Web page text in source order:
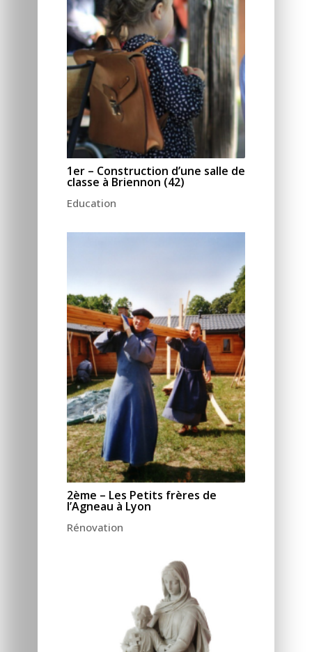
1er – Construction d’une salle de
classe à Briennon (42)
Education
2ème – Les Petits frères de
l’Agneau à Lyon
Rénovation